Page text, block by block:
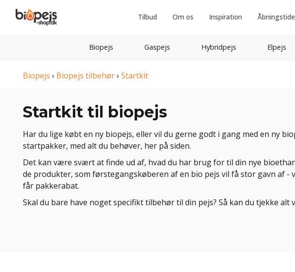
Tilbud Om os Inspiration
Biopejs Gaspejs Hybridpejs Elpejs
Biopejs › Biopejs tilbehør› Startkit
Startkit til biopejs
Har du lige købt en ny biopejs, eller vil du gerne godt i gang med en ny
startpakker, med alt du behøver, her på siden.
Det kan være svært at finde ud af, hvad du har brug for til din nye
de produkter, som førstegangskøberen af en bio pejs vil få stor gavn af -
får pakkerabat.
Skal du bare have noget specifikt tilbehør til din pejs? Så kan du tjekke alt